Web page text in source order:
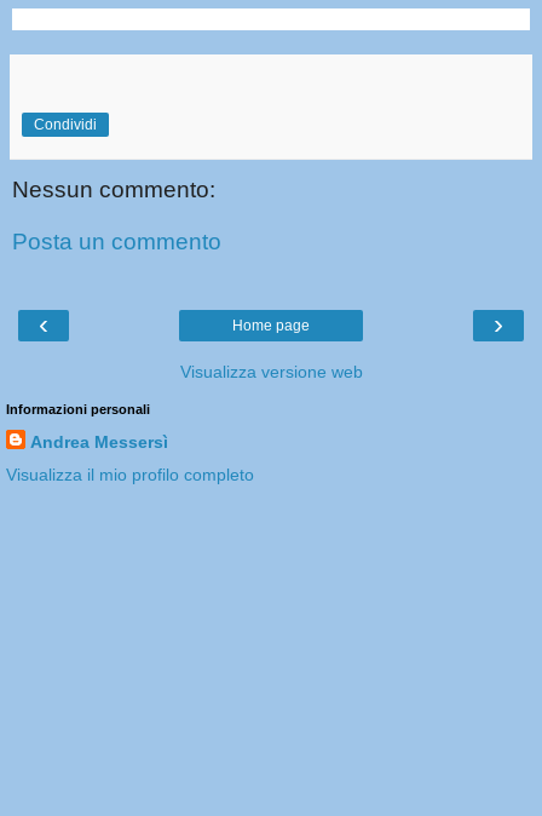
Condividi
Nessun commento:
Posta un commento
‹ ›
Home page
Visualizza versione web
Informazioni personali
Andrea Messersì
Visualizza il mio profilo completo